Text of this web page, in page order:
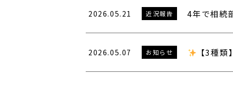
2026.05.21 近況報告 4年で相続
2026.05.07 お知らせ 【3種